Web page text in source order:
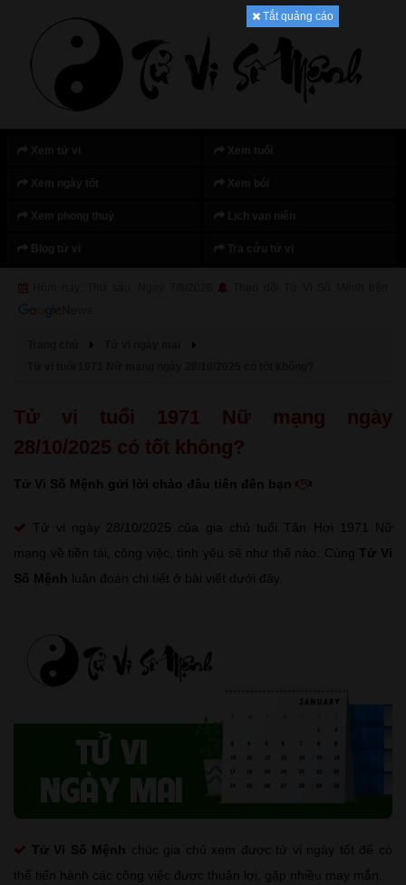
Tắt quảng cáo
Tử vi tuổi 1971 Nữ mạng ngày
28/10/2025 có tốt không?
Tử Vi Số Mệnh gửi lời chào đầu tiên đến bạn
Tử vi ngày 28/10/2025 của gia chủ tuổi Tân Hợi 1971 Nữ
mạng về tiền tài, công việc, tình yêu sẽ như thế nào. Cùng Tử Vi
Số Mệnh luận đoán chi tiết ở bài viết dưới đây.
Tử Vi Số Mệnh chúc gia chủ xem được tử vi ngày tốt để có
thể tiến hành các công việc được thuận lợi, gặp nhiều may mắn.